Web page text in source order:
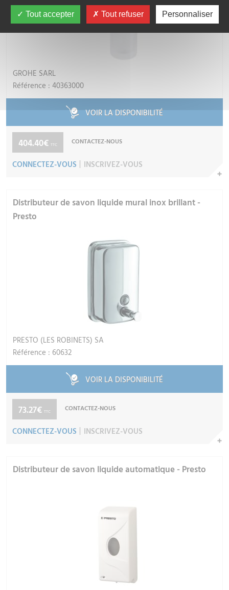
GROHE SARL
Référence : 40363000
VOIR LA DISPONIBILITÉ
404.40€ TTC CONTACTEZ-NOUS
CONNECTEZ-VOUS INSCRIVEZ-VOUS
Distributeur de savon liquide mural inox brillant -
Presto
PRESTO (LES ROBINETS) SA
Référence : 60632
VOIR LA DISPONIBILITÉ
73.27€ TTC CONTACTEZ-NOUS
CONNECTEZ-VOUS INSCRIVEZ-VOUS
Distributeur de savon liquide automatique - Presto
Tout accepter Tout refuser Personnaliser